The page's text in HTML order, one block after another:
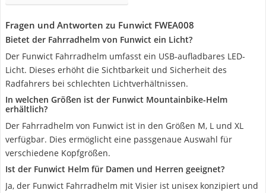
Fragen und Antworten zu Funwict FWEA008
Bietet der Fahrradhelm von Funwict ein Licht?
Der Funwict Fahrradhelm umfasst ein USB-aufladbares LED-
Licht. Dieses erhöht die Sichtbarkeit und Sicherheit des
Radfahrers bei schlechten Lichtverhältnissen.
In welchen Größen ist der Funwict Mountainbike-Helm
erhältlich?
Der Fahrradhelm von Funwict ist in den Größen M, L und XL
verfügbar. Dies ermöglicht eine passgenaue Auswahl für
verschiedene Kopfgrößen.
Ist der Funwict Helm für Damen und Herren geeignet?
Ja, der Funwict Fahrradhelm mit Visier ist unisex konzipiert und